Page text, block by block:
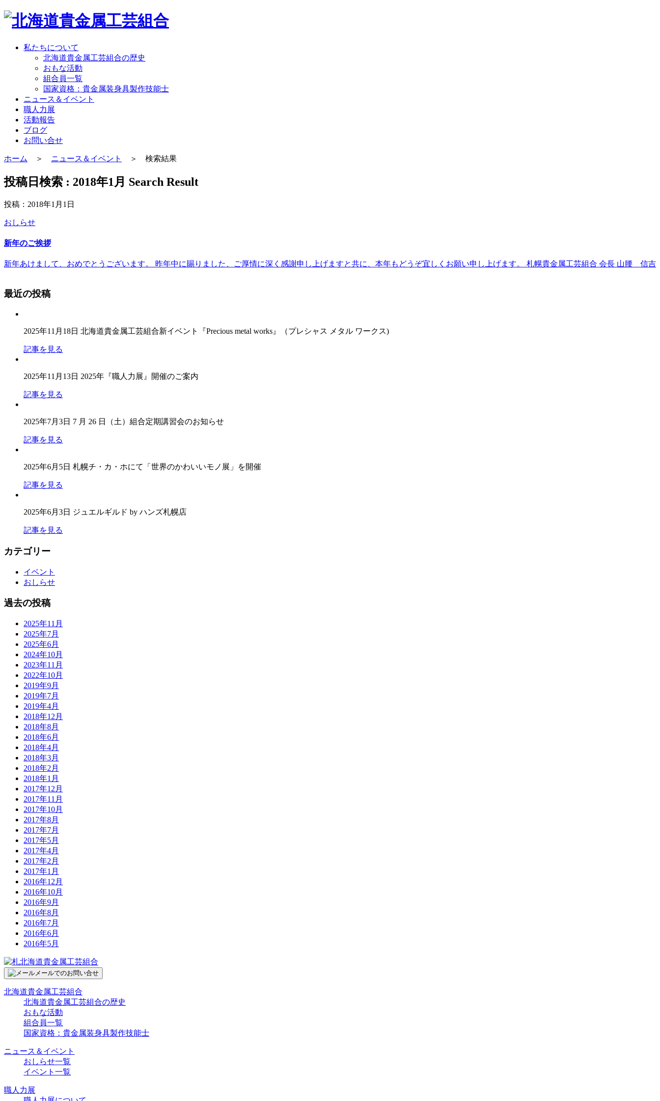
私たちについて
北海道貴金属工芸組合の歴史
おもな活動
組合員一覧
国家資格：貴金属装身具製作技能士
ニュース＆イベント
職人力展
活動報告
ブログ
お問い合せ
ホーム ＞ ニュース＆イベント ＞ 検索結果
投稿日検索 : 2018年1月 Search Result
投稿：2018年1月1日
おしらせ
新年のご挨拶
新年あけまして、おめでとうございます。 昨年中に賜りました、ご厚情に深く感謝申し上げますと共に、本年もどうぞ宜しくお願い申し上げます。 札幌貴金属工芸組合 会長 山腰 信吉
最近の投稿
2025年11月18日 北海道貴金属工芸組合新イベント『Precious metal works』（プレシャス メタル ワークス)
記事を見る
2025年11月13日 2025年『職人力展』開催のご案内
記事を見る
2025年7月3日 7 月 26 日（土）組合定期講習会のお知らせ
記事を見る
2025年6月5日 札幌チ・カ・ホにて「世界のかわいいモノ展」を開催
記事を見る
2025年6月3日 ジュエルギルド by ハンズ札幌店
記事を見る
カテゴリー
イベント
おしらせ
過去の投稿
2025年11月
2025年7月
2025年6月
2024年10月
2023年11月
2022年10月
2019年9月
2019年7月
2019年4月
2018年12月
2018年8月
2018年6月
2018年4月
2018年3月
2018年2月
2018年1月
2017年12月
2017年11月
2017年10月
2017年8月
2017年7月
2017年5月
2017年4月
2017年2月
2017年1月
2016年12月
2016年10月
2016年9月
2016年8月
2016年7月
2016年6月
2016年5月
メールでのお問い合せ
北海道貴金属工芸組合
北海道貴金属工芸組合の歴史
おもな活動
組合員一覧
国家資格：貴金属装身具製作技能士
ニュース＆イベント
おしらせ一覧
イベント一覧
職人力展